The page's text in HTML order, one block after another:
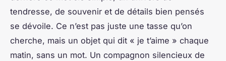
tendresse, de souvenir et de détails bien pensés
se dévoile. Ce n’est pas juste une tasse qu’on
cherche, mais un objet qui dit « je t’aime » chaque
matin, sans un mot. Un compagnon silencieux de